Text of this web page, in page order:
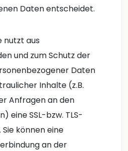
Daten entscheidet.
nutzt aus
und zum Schutz der
Daten
Inhalte (z.B.
Anfragen an den
eine SSL-bzw. TLS-
können eine
an der